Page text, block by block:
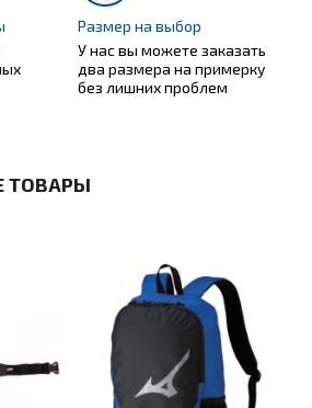
Размер на выбор
У нас вы можете заказать
два размера на примерку
без лишних проблем
ТОВАРЫ